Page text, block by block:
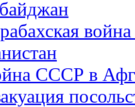
СССР в